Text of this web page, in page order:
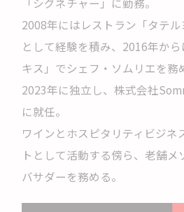
「シグネチャー」に勤務。
2008年にはレストラン「タテ
として経験を積み、2016年か
キス」でシェフ・ソムリエを務
2023年に独立し、株式会社
に就任。
ワインとホスピタリティビジネ
トとして活動する傍ら、老舗メ
バサダーを務める。